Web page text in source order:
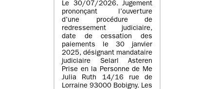
Le 30/07/2026. Jugement
prononçant l’ouverture
d’une procédure de
redressement judiciaire,
date de cessation des
paiements le 30 janvier
2025, désignant mandataire
judiciaire Selarl Asteren
Prise en la Personne de Me
Julia Ruth 14/16 rue de
Lorraine 93000 Bobigny. Les